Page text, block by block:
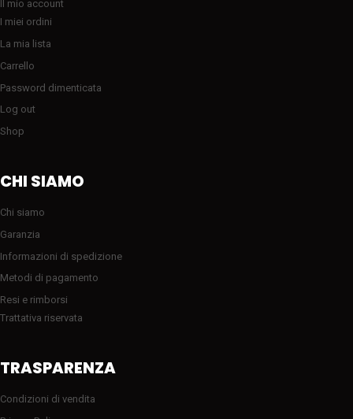
Il mio account
I miei ordini
La mia lista
Carrello
Password dimenticata
Log out
Shop
CHI SIAMO
Chi siamo
Garanzia
Informazioni di spedizione
Metodi di pagamento
Resi e rimborsi
Trattativa riservata
TRASPARENZA
Condizioni di vendita